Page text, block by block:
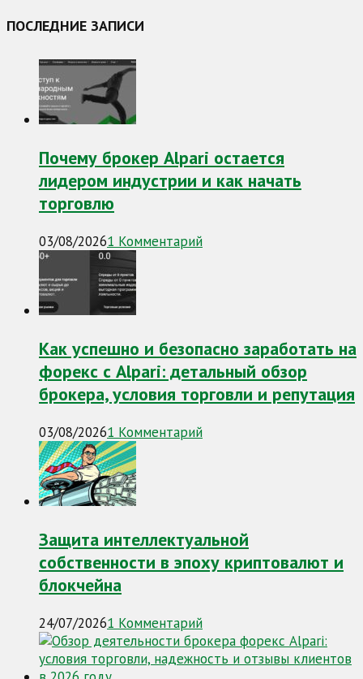
ПОСЛЕДНИЕ ЗАПИСИ
Почему брокер Alpari остается
лидером индустрии и как начать
торговлю
03/08/20261 Комментарий
Как успешно и безопасно заработать на
форекс с Alpari: детальный обзор
брокера, условия торговли и репутация
03/08/20261 Комментарий
Защита интеллектуальной
собственности в эпоху криптовалют и
блокчейна
24/07/20261 Комментарий